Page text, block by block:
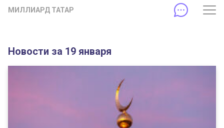
МИЛЛИАРД ТАТАР
Новости за 19 января